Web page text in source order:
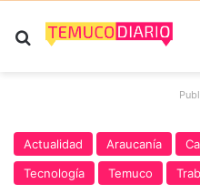
Buscar por
Actualidad Araucanía
Tecnología
Temuco